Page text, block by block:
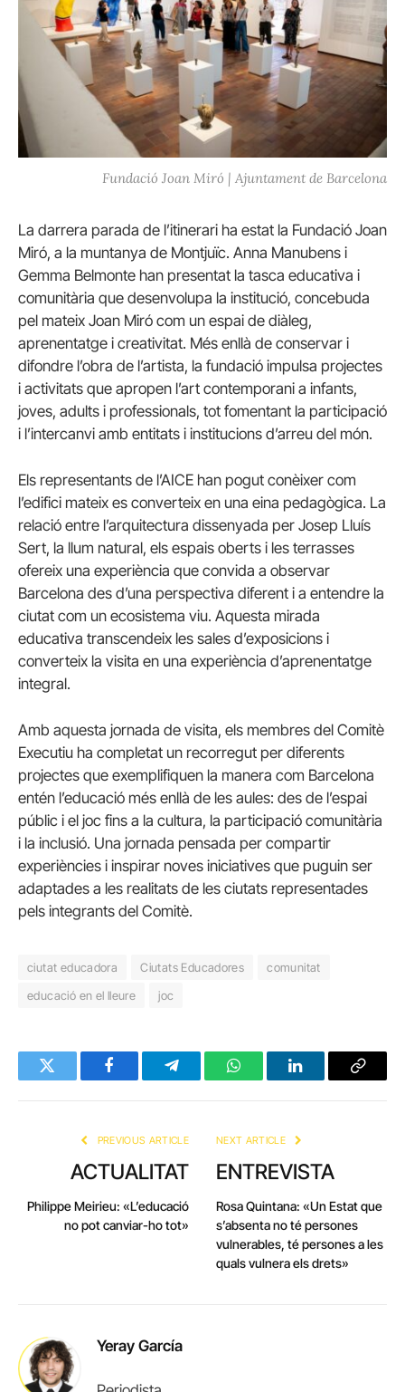
Fundació Joan Miró | Ajuntament de Barcelona
La darrera parada de l’itinerari ha estat la Fundació Joan
Miró, a la muntanya de Montjuïc. Anna Manubens i
Gemma Belmonte han presentat la tasca educativa i
comunitària que desenvolupa la institució, concebuda
pel mateix Joan Miró com un espai de diàleg,
aprenentatge i creativitat. Més enllà de conservar i
difondre l’obra de l’artista, la fundació impulsa projectes
i activitats que apropen l’art contemporani a infants,
joves, adults i professionals, tot fomentant la participació
i l’intercanvi amb entitats i institucions d’arreu del món.
Els representants de l’AICE han pogut conèixer com
l’edifici mateix es converteix en una eina pedagògica. La
relació entre l’arquitectura dissenyada per Josep Lluís
Sert, la llum natural, els espais oberts i les terrasses
ofereix una experiència que convida a observar
Barcelona des d’una perspectiva diferent i a entendre la
ciutat com un ecosistema viu. Aquesta mirada
educativa transcendeix les sales d’exposicions i
converteix la visita en una experiència d’aprenentatge
integral.
Amb aquesta jornada de visita, els membres del Comitè
Executiu ha completat un recorregut per diferents
projectes que exemplifiquen la manera com Barcelona
entén l’educació més enllà de les aules: des de l’espai
públic i el joc fins a la cultura, la participació comunitària
i la inclusió. Una jornada pensada per compartir
experiències i inspirar noves iniciatives que puguin ser
adaptades a les realitats de les ciutats representades
pels integrants del Comitè.
ciutat educadora Ciutats Educadores
comunitat
educació en el lleure
joc
Twitter FacebookTelegramWhatsAppLinkedInCopy
PREVIOUS ARTICLE
ACTUALITAT
Philippe Meirieu: «L’educació
no pot canviar-ho tot»
NEXT ARTICLE
ENTREVISTA
Rosa Quintana: «Un Estat que
s’absenta no té persones
vulnerables, té persones a les
quals vulnera els drets»
Yeray García